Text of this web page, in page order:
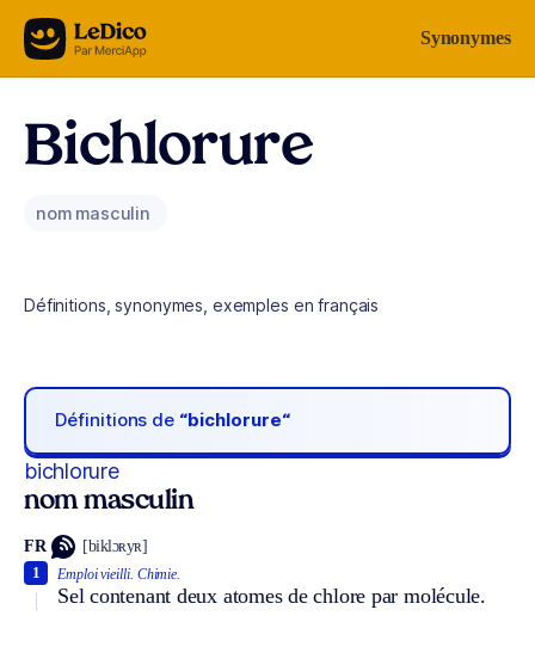
Aller au contenu Synonymes
Bichlorure
nom masculin
Définitions, synonymes, exemples en français
Définitions de “bichlorure“
bichlorure
nom masculin
FR [biklɔʀyʀ]
Emploi vieilli. Chimie.
Sel contenant deux atomes de chlore par molécule.
1